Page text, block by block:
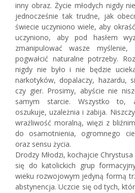
inny obraz. Życie młodych nigdy
jednocześnie tak trudne, jak
świecie uczyniono wiele, aby
uczyniono, aby pod hasłem
zmanipulować wasze myślenie,
pogwałcić naturalne potrzeby.
nigdy nie było i nie będzie
narkotyków, dopalaczy, hazardu,
czy gier. Prosimy, abyście nie
samym starcie. Wszystko to,
oszukuje, uzależnia i zabija.
wrażliwość moralną, więzi z
do osamotnienia, ogromnego
oraz sensu życia.
Drodzy Młodzi, kochajcie
się do katolickich grup
wieku rozwojowym jedyną formą
abstynencja. Uczcie się od tych,